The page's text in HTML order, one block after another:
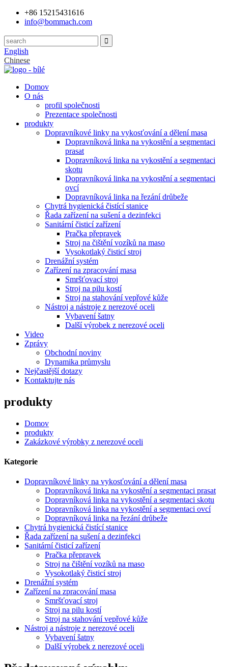
+86 15215431616
info@bommach.com
English
Chinese
Domov
O nás
profil společnosti
Prezentace společnosti
produkty
Dopravníkové linky na vykosťování a dělení masa
Dopravníková linka na vykostění a segmentaci
prasat
Dopravníková linka na vykostění a segmentaci
skotu
Dopravníková linka na vykostění a segmentaci
ovcí
Dopravníková linka na řezání drůbeže
Chytrá hygienická čistící stanice
Řada zařízení na sušení a dezinfekci
Sanitární čisticí zařízení
Pračka přepravek
Stroj na čištění vozíků na maso
Vysokotlaký čisticí stroj
Drenážní systém
Zařízení na zpracování masa
Smršťovací stroj
Stroj na pilu kostí
Stroj na stahování vepřové kůže
Nástroj a nástroje z nerezové oceli
Vybavení šatny
Další výrobek z nerezové oceli
Video
Zprávy
Obchodní noviny
Dynamika průmyslu
Nejčastější dotazy
Kontaktujte nás
produkty
Domov
produkty
Zakázkové výrobky z nerezové oceli
Kategorie
Dopravníkové linky na vykosťování a dělení masa
Dopravníková linka na vykostění a segmentaci prasat
Dopravníková linka na vykostění a segmentaci skotu
Dopravníková linka na vykostění a segmentaci ovcí
Dopravníková linka na řezání drůbeže
Chytrá hygienická čistící stanice
Řada zařízení na sušení a dezinfekci
Sanitární čisticí zařízení
Pračka přepravek
Stroj na čištění vozíků na maso
Vysokotlaký čisticí stroj
Drenážní systém
Zařízení na zpracování masa
Smršťovací stroj
Stroj na pilu kostí
Stroj na stahování vepřové kůže
Nástroj a nástroje z nerezové oceli
Vybavení šatny
Další výrobek z nerezové oceli